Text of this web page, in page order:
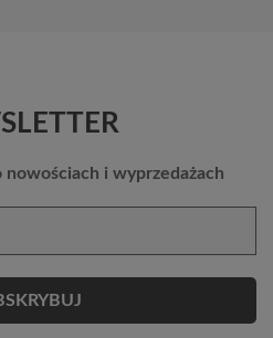
i wyprzedażach